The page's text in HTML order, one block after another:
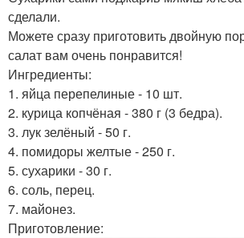
сделали.
Можете сразу приготовить двойную
салат вам очень понравится!
Ингредиенты:
1. яйца перепелиные - 10 шт.
2. курица копчёная - 380 г (3 бедра).
3. лук зелёный - 50 г.
4. помидоры желтые - 250 г.
5. сухарики - 30 г.
6. соль, перец.
7. майонез.
Приготовление: